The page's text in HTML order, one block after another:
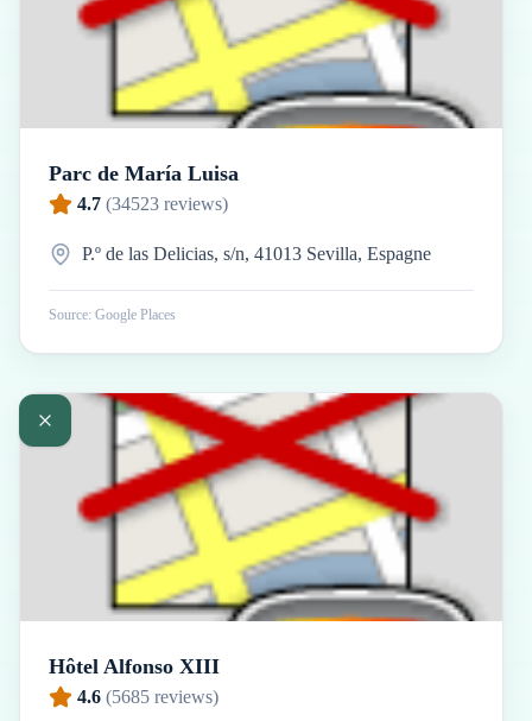
Parc de María Luisa
4.7 (34523 reviews)
P.º de las Delicias, s/n, 41013 Sevilla, Espagne
Source: Google Places
Hôtel Alfonso XIII
4.6 (5685 reviews)